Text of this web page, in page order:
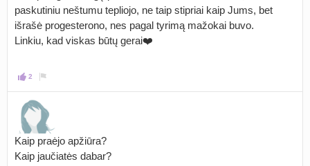
paskutiniu neštumu tepliojo, ne taip stipriai kaip Jums, bet
išrašė progesterono, nes pagal tyrimą mažokai buvo.
Linkiu, kad viskas būtų gerai❤️
2
Kaip praėjo apžiūra?
Kaip jaučiatės dabar?